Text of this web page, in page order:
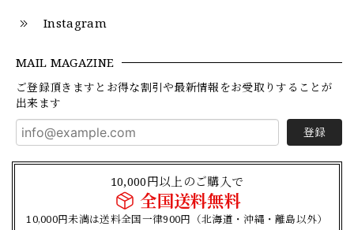
Instagram
MAIL MAGAZINE
ご登録頂きますとお得な割引や最新情報をお受取りすることが
出来ます
登録
10,000円以上のご購入で
全国送料無料
10,000円未満は送料全国一律900円（北海道・沖縄・離島以外）